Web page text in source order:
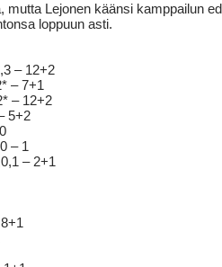
mutta Lejonen käänsi kamppailun
loppuun asti.
– 12+2
– 7+1
– 12+2
5+2
– 1
– 2+1